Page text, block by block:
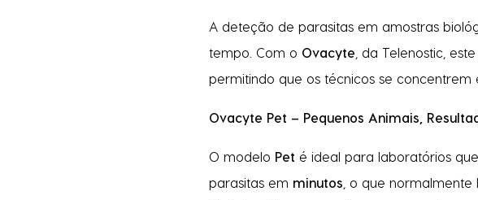
A deteção de parasitas em amostras
tempo. Com o Ovacyte , da Telenostic,
permitindo que os técnicos se concentrem
Ovacyte Pet – Pequenos Animais,
O modelo Pet é ideal para laboratórios
parasitas em minutos , o que normalmente